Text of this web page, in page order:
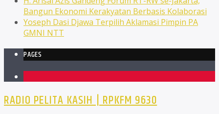
Bangun Ekonomi Kerakyatan Berbasis Kolaborasi
Yoseph Dasi Djawa Terpilih Aklamasi Pimpin PA
GMNI NTT
PAGES
RADIO PELITA KASIH | RPKFM 9630